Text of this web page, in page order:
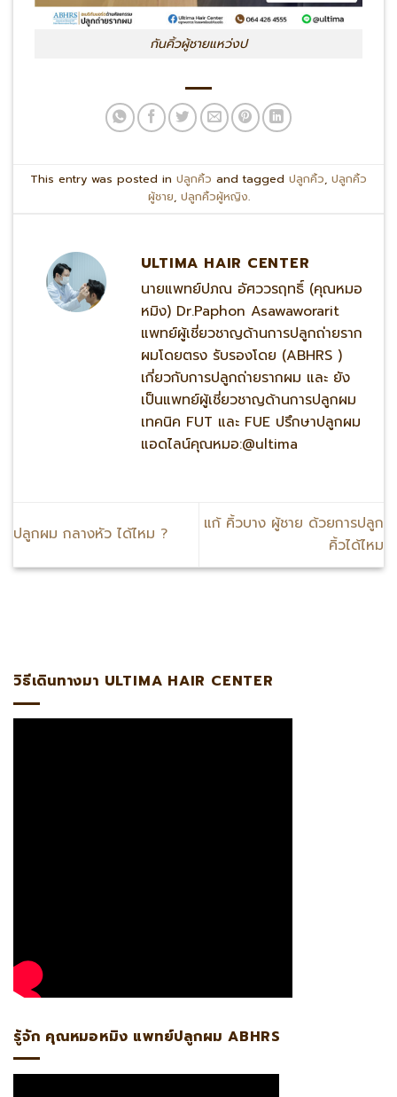
กันคิ้วผู้ชายแหว่งป
This entry was posted in ปลูกคิ้ว and tagged ปลูกคิ้ว, ปลูกคิ้ว
ผู้ชาย, ปลูกคิ้วผู้หญิง.
ULTIMA HAIR CENTER
นายแพทย์ปภณ อัศววรฤทธิ์ (คุณหมอ
หมิง) Dr.Paphon Asawaworarit
แพทย์ผู้เชี่ยวชาญด้านการปลูกถ่ายราก
ผมโดยตรง รับรองโดย (ABHRS )
เกี่ยวกับการปลูกถ่ายรากผม และ ยัง
เป็นแพทย์ผู้เชี่ยวชาญด้านการปลูกผม
เทคนิค FUT และ FUE ปรึกษาปลูกผม
แอดไลน์คุณหมอ:@ultima
ปลูกผม กลางหัว ได้ไหม ?
แก้ คิ้วบาง ผู้ชาย ด้วยการปลูก
คิ้วได้ไหม
วิธีเดินทางมา ULTIMA HAIR CENTER
รู้จัก คุณหมอหมิง แพทย์ปลูกผม ABHRS